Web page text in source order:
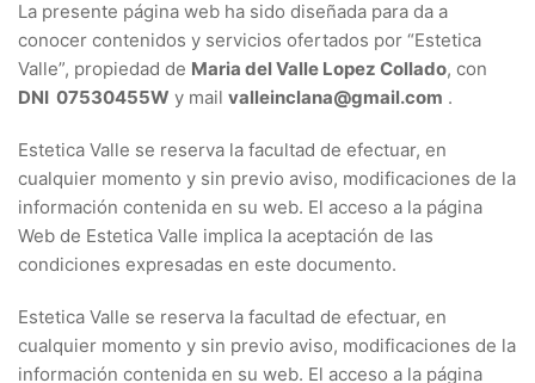
La presente página web ha sido diseñada para da a
conocer contenidos y servicios ofertados por “Estetica
Valle”, propiedad de Maria del Valle Lopez Collado, con
DNI 07530455W y mail valleinclana@gmail.com .
Estetica Valle se reserva la facultad de efectuar, en
cualquier momento y sin previo aviso, modificaciones de la
información contenida en su web. El acceso a la página
Web de Estetica Valle implica la aceptación de las
condiciones expresadas en este documento.
Estetica Valle se reserva la facultad de efectuar, en
cualquier momento y sin previo aviso, modificaciones de la
información contenida en su web. El acceso a la página